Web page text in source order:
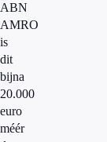
ABN
AMRO
is
dit
bijna
20.000
euro
méér